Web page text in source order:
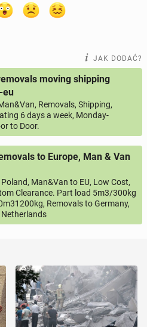
JAK DODAĆ?
moving shipping
eu
Removals, Shipping,
6 days a week, Monday-
to Door.
to Europe, Man & Van
Man&Van to EU, Low Cost,
Clearance. Part load 5m3/300kg
Removals to Germany,